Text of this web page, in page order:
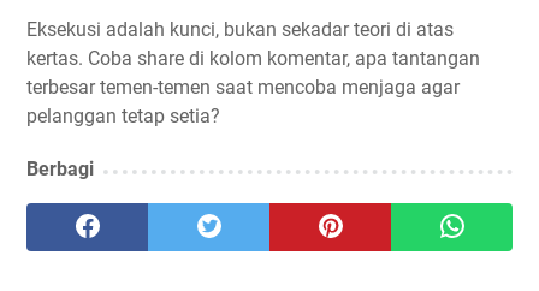
Eksekusi adalah kunci, bukan sekadar teori di atas
kertas. Coba share di kolom komentar, apa tantangan
terbesar temen-temen saat mencoba menjaga agar
pelanggan tetap setia?
Berbagi